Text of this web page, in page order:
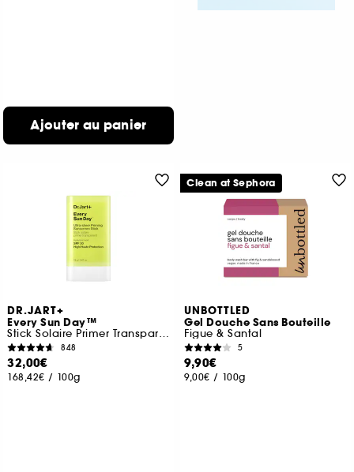
Ajouter au panier
DR.JART+
Every Sun Day™
Stick Solaire Primer Transparent SPF30
848
32,00€
168,42€ / 100g
UNBOTTLED
Gel Douche Sans Bouteille
Figue & Santal
5
9,90€
9,00€ / 100g
Clean at Sephora